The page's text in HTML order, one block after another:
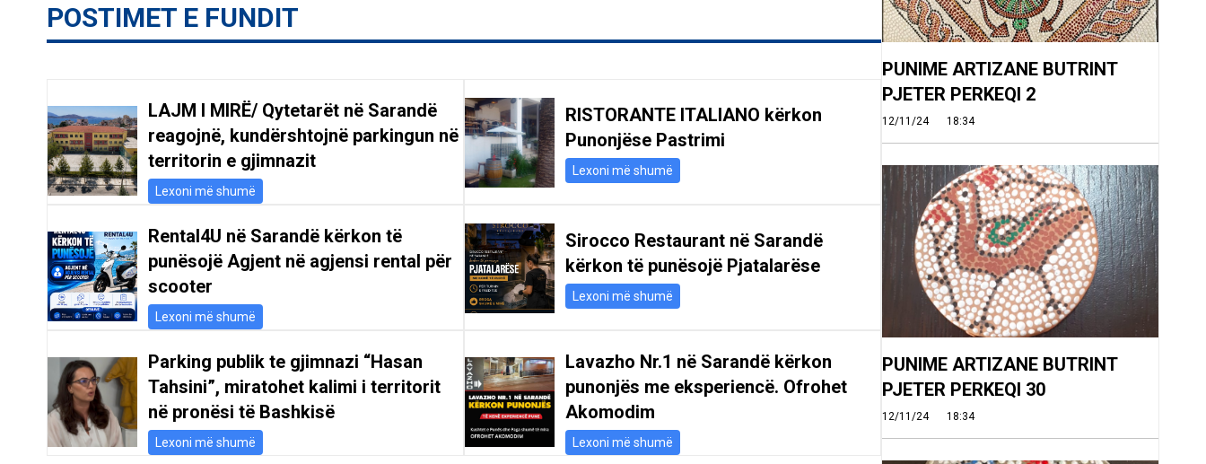
POSTIMET E FUNDIT
LAJM I MIRË/ Qytetarët në Sarandë
reagojnë, kundërshtojnë parkingun në
territorin e gjimnazit
Lexoni më shumë
RISTORANTE ITALIANO kërkon
Punonjëse Pastrimi
Lexoni më shumë
Rental4U në Sarandë kërkon të
punësojë Agjent në agjensi rental për
scooter
Lexoni më shumë
Sirocco Restaurant në Sarandë
kërkon të punësojë Pjatalarëse
Lexoni më shumë
Parking publik te gjimnazi “Hasan
Tahsini”, miratohet kalimi i territorit
në pronësi të Bashkisë
Lexoni më shumë
Lavazho Nr.1 në Sarandë kërkon
punonjës me eksperiencë. Ofrohet
Akomodim
Lexoni më shumë
PUNIME ARTIZANE BUTRINT
PJETER PERKEQI 2
12/11/24 18:34
PUNIME ARTIZANE BUTRINT
PJETER PERKEQI 30
12/11/24 18:34